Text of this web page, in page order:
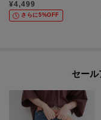
¥4,499
さらに5%OFF
セー